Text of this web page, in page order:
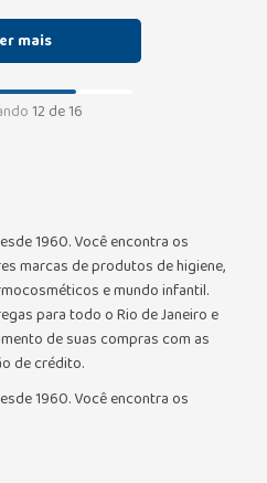
12 de 16
1960. Você encontra os
marcas de produtos de higiene,
e mundo infantil.
para todo o Rio de Janeiro e
de suas compras com as
de crédito.
1960. Você encontra os
marcas de produtos de higiene,